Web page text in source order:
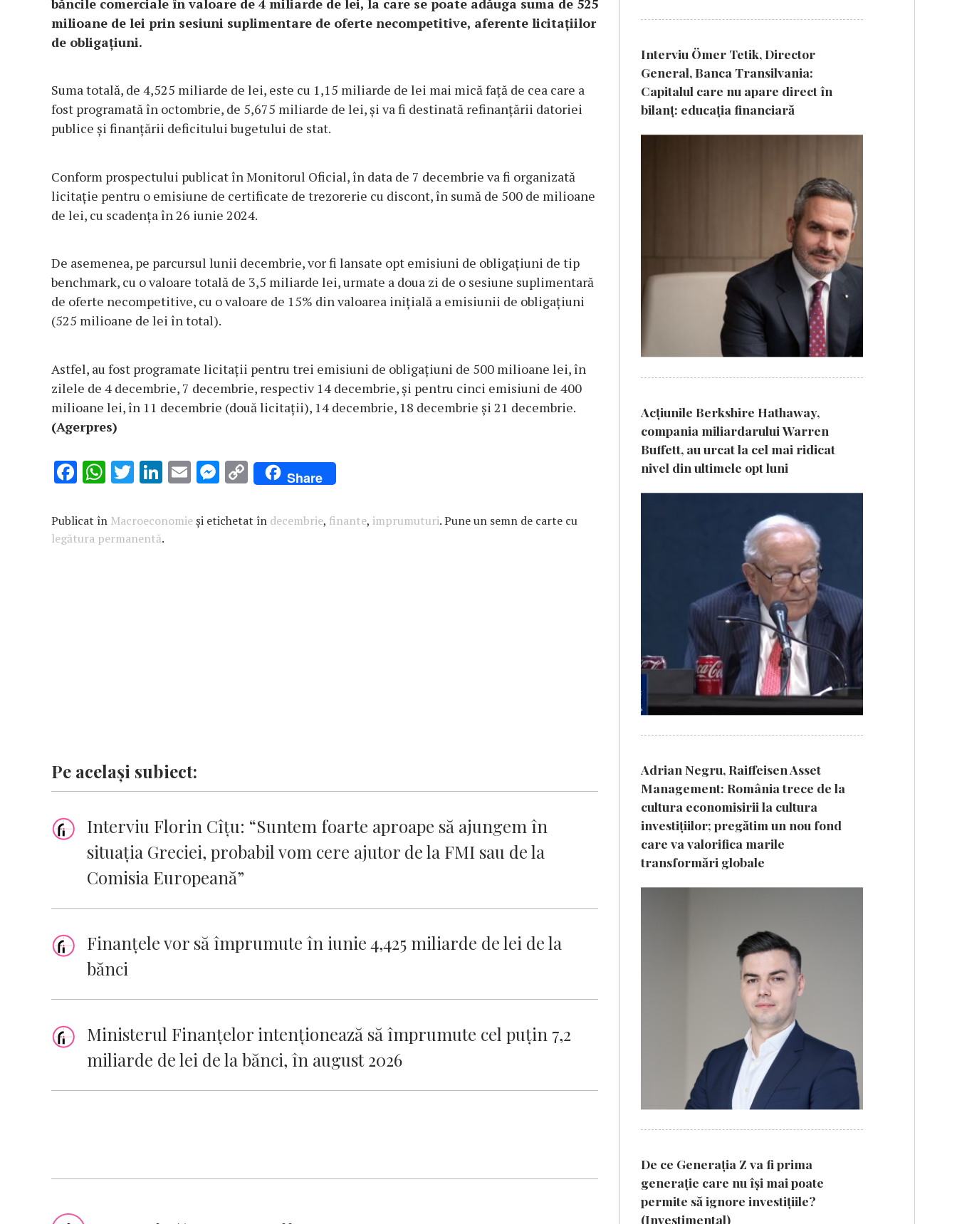
băncile comerciale în valoare de 4 miliarde de lei, la care se poate adăuga suma de 525
milioane de lei prin sesiuni suplimentare de oferte necompetitive, aferente licitaţiilor
de obligaţiuni.
Suma totală, de 4,525 miliarde de lei, este cu 1,15 miliarde de lei mai mică faţă de cea care a
fost programată în octombrie, de 5,675 miliarde de lei, şi va fi destinată refinanţării datoriei
publice şi finanţării deficitului bugetului de stat.
Conform prospectului publicat în Monitorul Oficial, în data de 7 decembrie va fi organizată
licitaţie pentru o emisiune de certificate de trezorerie cu discont, în sumă de 500 de milioane
de lei, cu scadenţa în 26 iunie 2024.
De asemenea, pe parcursul lunii decembrie, vor fi lansate opt emisiuni de obligaţiuni de tip
benchmark, cu o valoare totală de 3,5 miliarde lei, urmate a doua zi de o sesiune suplimentară
de oferte necompetitive, cu o valoare de 15% din valoarea iniţială a emisiunii de obligaţiuni
(525 milioane de lei în total).
Astfel, au fost programate licitaţii pentru trei emisiuni de obligaţiuni de 500 milioane lei, în
zilele de 4 decembrie, 7 decembrie, respectiv 14 decembrie, şi pentru cinci emisiuni de 400
milioane lei, în 11 decembrie (două licitaţii), 14 decembrie, 18 decembrie şi 21 decembrie.
(Agerpres)
F
e
b
W
at
s
T
it
te
Li
k
e
E
ai
M
se
C
o
p
Share
Publicat în Macroeconomieși etichetat în decembrie, finante, imprumuturi. Pune un semn de carte cu
legătura permanentă.
Pe același subiect:
Interviu Florin Cîţu: “Suntem foarte aproape să ajungem în
situaţia Greciei, probabil vom cere ajutor de la FMI sau de la
Comisia Europeană”
Finanţele vor să împrumute în iunie 4,425 miliarde de lei de la
bănci
Ministerul Finanţelor intenţionează să împrumute cel puţin 7,2
miliarde de lei de la bănci, în august 2026
Interviu Ömer Tetik, Director
General, Banca Transilvania:
Capitalul care nu apare direct în
bilanț: educația financiară
Acțiunile Berkshire Hathaway,
compania miliardarului Warren
Buffett, au urcat la cel mai ridicat
nivel din ultimele opt luni
Adrian Negru, Raiffeisen Asset
Management: România trece de la
cultura economisirii la cultura
investițiilor; pregătim un nou fond
care va valorifica marile
transformări globale
De ce Generația Z va fi prima
generație care nu își mai poate
permite să ignore investițiile?
(Investimental)